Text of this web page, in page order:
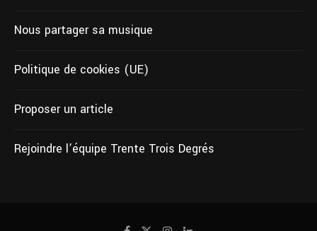
Nous partager sa musique
Politique de cookies (UE)
Proposer un article
Rejoindre l’équipe Trente Trois Degrés